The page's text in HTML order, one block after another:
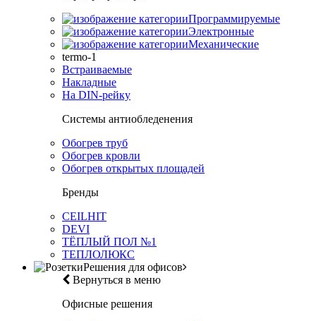
Программируемые
Электронные
Механические
termo-1
Встраиваемые
Накладные
На DIN-рейку
Системы антиобледенения
Обогрев труб
Обогрев кровли
Обогрев открытых площадей
Бренды
CEILHIT
DEVI
ТЁПЛЫЙ ПОЛ №1
ТЕПЛОЛЮКС
Решения для офисов
Вернуться в меню
Офисные решения